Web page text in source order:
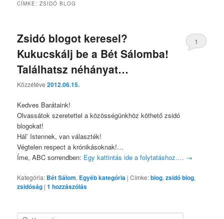
CÍMKE:ZSIDÓ BLOG
Zsidó blogot keresel?
Kukucskálj be a Bét Sálomba!
Találhatsz néhányat…
Közzétéve2012.06.15.
1
Kedves Barátaink!
Olvassátok szeretettel a közösségünkhöz köthető zsidó
blogokat!
Hál’ Istennek, van választék!
Végtelen respect a krónikásoknak!…
Íme, ABC sorrendben: Egy kattintás ide a folytatáshoz…. →
Kategória: Bét Sálom, Egyéb kategória |Címke:blog,zsidó blog,
zsidóság |1 hozzászólás